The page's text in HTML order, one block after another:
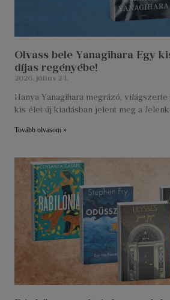
Olvass bele Yanagihara Egy
díjas regényébe!
2026. július 24.
Hanya Yanagihara megrázó,
kis élet új kiadásban jelent meg a
Tovább olvasom »